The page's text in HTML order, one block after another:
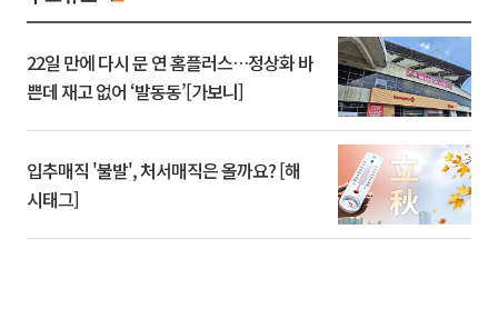
22일 만에 다시 문 연 홈플러스…정상화 바
쁜데 재고 없어 ‘발동동’[가보니]
입추매직 '불발', 처서매직은 올까요? [해
시태그]